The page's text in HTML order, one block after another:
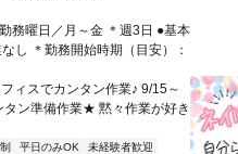
務曜日／月～金 ＊週3日 ●基本
し ＊勤務開始時期（目安）：
ィスでカンタン作業♪ 9/15～
ン準備作業★ 黙々作業が好き
平日のみOK
未経験者歓迎